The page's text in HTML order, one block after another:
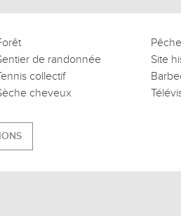
Pêche
de randonnée
Site
collectif
cheveux